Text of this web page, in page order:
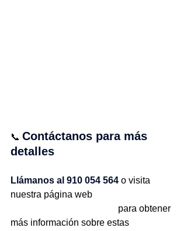
📞 Contáctanos para más
detalles
Llámanos al 910 054 564 o visita
nuestra página web
para obtener
más información sobre estas